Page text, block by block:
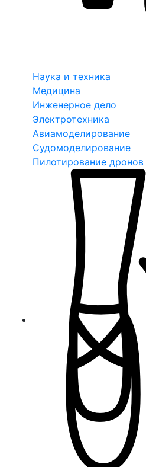
Наука и техника
Медицина
Инженерное дело
Электротехника
Авиамоделирование
Судомоделирование
Пилотирование дронов